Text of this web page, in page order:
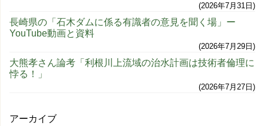
2026年7月31日
長崎県の「石木ダムに係る有識者の意見を聞く場」ー
YouTube動画と資料
2026年7月29日
大熊孝さん論考「利根川上流域の治水計画は技術者倫理に
悖る！」
2026年7月27日
アーカイブ